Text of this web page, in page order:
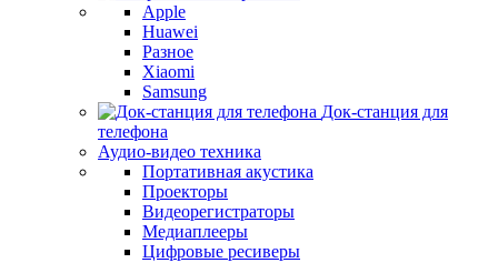
Apple
Huawei
Разное
Xiaomi
Samsung
Док-станция для
телефона
Аудио-видео техника
Портативная акустика
Проекторы
Видеорегистраторы
Медиаплееры
Цифровые ресиверы